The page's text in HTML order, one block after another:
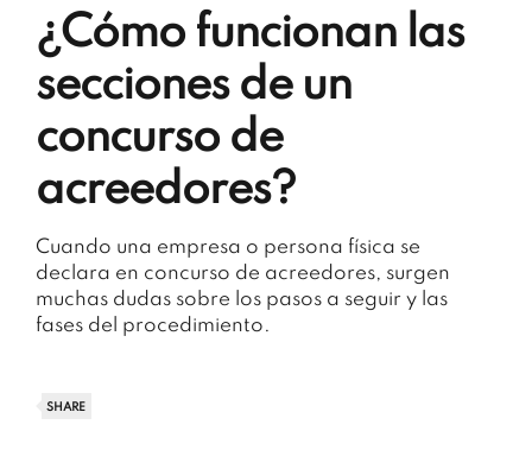
¿Cómo funcionan las
secciones de un
concurso de
acreedores?
Cuando una empresa o persona física se
declara en concurso de acreedores, surgen
muchas dudas sobre los pasos a seguir y las
fases del procedimiento.
SHARE